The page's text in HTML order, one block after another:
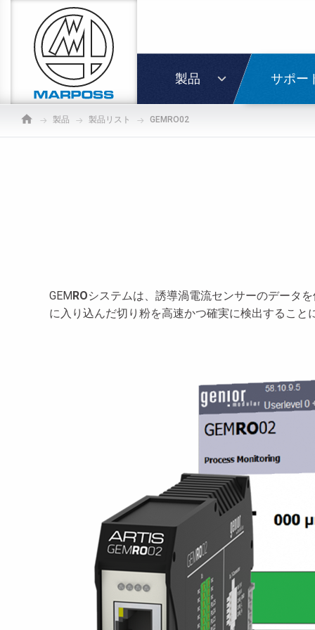
製品 サポー
製品 製品リスト GEMRO02
GEMROシステムは、誘導渦電流センサーのデータ
に入り込んだ切り粉を高速かつ確実に検出するこ